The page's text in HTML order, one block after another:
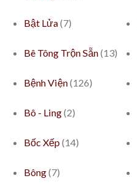
Bật Lửa(7)
Bê Tông Trộn Sẵn(13)
Bệnh Viện(126)
Bô - Ling(2)
Bốc Xếp (14)
Bông(7)